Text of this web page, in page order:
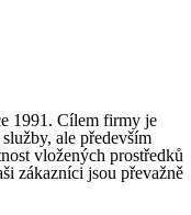
1991. Cílem firmy je
ale především
vložených prostředků
zákazníci jsou převažně